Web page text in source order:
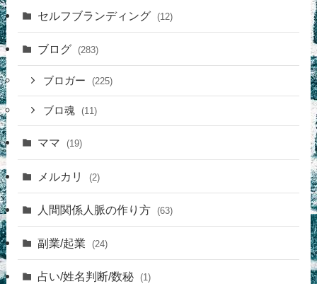
セルフブランディング (12)
ブログ (283)
ブロガー (225)
ブロ魂 (11)
ママ (19)
メルカリ (2)
人間関係人脈の作り方 (63)
副業/起業 (24)
占い/姓名判断/数秘 (1)